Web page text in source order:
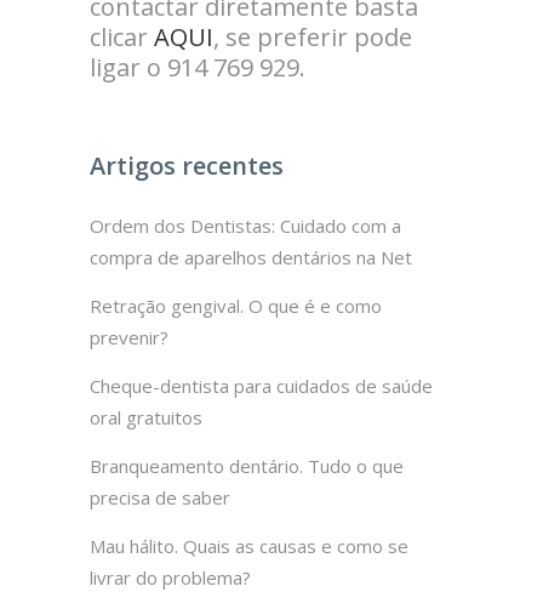
contactar diretamente basta
clicar AQUI, se preferir pode
ligar o 914 769 929.
Artigos recentes
Ordem dos Dentistas: Cuidado com a
compra de aparelhos dentários na Net
Retração gengival. O que é e como
prevenir?
Cheque-dentista para cuidados de saúde
oral gratuitos
Branqueamento dentário. Tudo o que
precisa de saber
Mau hálito. Quais as causas e como se
livrar do problema?